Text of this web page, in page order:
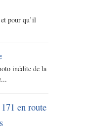
pour qu’il
inédite de la
en route